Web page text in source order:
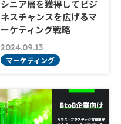
シニア層を獲得してビジ
ネスチャンスを広げるマ
ーケティング戦略
2024.09.13
マーケティング